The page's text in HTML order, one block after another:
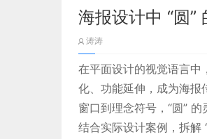
这是一套3D 场景化的智
宇内部的 3D 建模场景
软件；而橙色则充满
信息一目了然。统一
（二）实用的界面设计
实用的界面设计重点
繁琐的步骤。例如，
确传达功能信息，让
社会创造更深远的价
在《真需求》一书中
过“价值、共识、模式
这一框架不仅为商业
展、设计不断迭代的
出了重要的思考方向。
海报设计中 “圆”
涛涛
在平面设计的视觉语言中
化、功能延伸，成为海报
窗口到理念符号，“圆”
结合实际设计案例，拆解